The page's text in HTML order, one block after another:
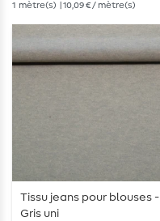
1 mètre(s) | 10,09 € / mètre(s)
Tissu jeans pour blouses -
Gris uni